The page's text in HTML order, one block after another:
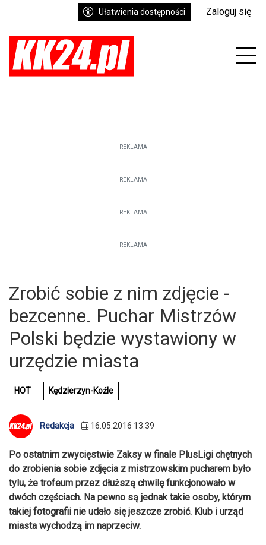
Ułatwienia dostępności Zaloguj się
REKLAMA
REKLAMA
REKLAMA
REKLAMA
Zrobić sobie z nim zdjęcie -
bezcenne. Puchar Mistrzów
Polski będzie wystawiony w
urzędzie miasta
HOT Kędzierzyn-Koźle
Redakcja 16.05.2016 13:39
Po ostatnim zwycięstwie Zaksy w finale PlusLigi chętnych
do zrobienia sobie zdjęcia z mistrzowskim pucharem było
tylu, że trofeum przez dłuższą chwilę funkcjonowało w
dwóch częściach. Na pewno są jednak takie osoby, którym
takiej fotografii nie udało się jeszcze zrobić. Klub i urząd
miasta wychodzą im naprzeciw.